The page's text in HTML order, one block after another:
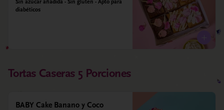
Sin azúcar añadida - Sin gluten - Apto para
diabéticos
Tortas Caseras 5 Porciones
BABY Cake Banano y Coco